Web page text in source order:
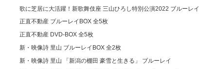
歌に芝居に大活躍！新歌舞伎座 三山ひろし特別公演2022 ブルーレイ
正直不動産 ブルーレイBOX 全5枚
正直不動産 DVD-BOX 全5枚
新・映像詩 里山 ブルーレイBOX 全2枚
新・映像詩 里山 「新潟の棚田 豪雪と生きる」 ブルーレイ